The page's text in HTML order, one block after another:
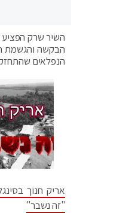
השיר שרק
הבקשה והגשמת
הנפלאים
אריק חנוך
"זה נשבר"